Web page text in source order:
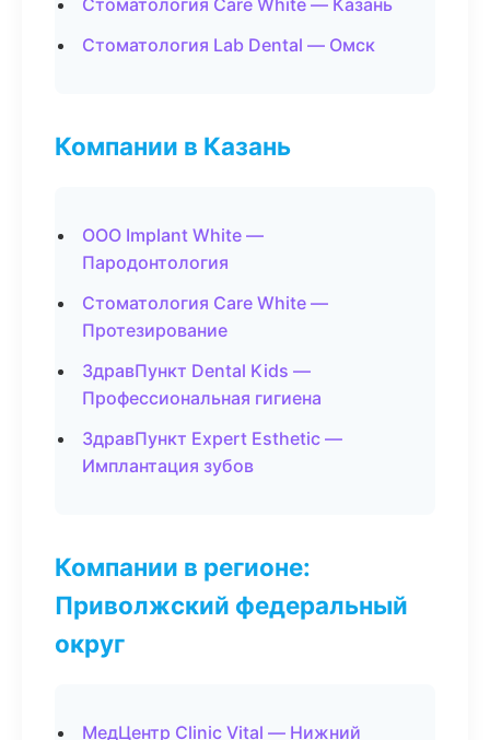
Стоматология Care White — Казань
Стоматология Lab Dental — Омск
Компании в Казань
ООО Implant White —
Пародонтология
Стоматология Care White —
Протезирование
ЗдравПункт Dental Kids —
Профессиональная гигиена
ЗдравПункт Expert Esthetic —
Имплантация зубов
Компании в регионе:
Приволжский федеральный
округ
МедЦентр Clinic Vital — Нижний